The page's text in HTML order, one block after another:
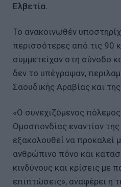
Ελβετία.
Το ανακοινωθέν
περισσότερες από τις 90
συμμετείχαν στη σύνοδο
δεν το υπέγραψαν,
Σαουδικής Αραβίας και της
«Ο συνεχιζόμενος
Ομοσπονδίας εναντίον
εξακολουθεί να προκαλεί
ανθρώπινο πόνο και
κινδύνους και κρίσεις με
επιπτώσεις», αναφέρει η